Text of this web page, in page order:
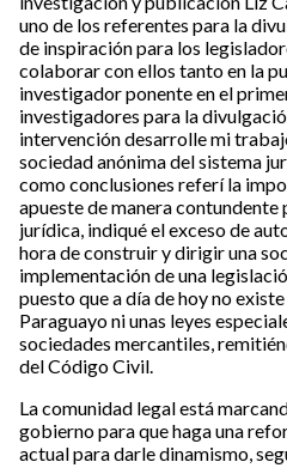
uno de los referentes para la
de inspiración para los
colaborar con ellos tanto en la
investigador ponente en el
investigadores para la
intervención desarrolle mi
sociedad anónima del sistema
como conclusiones referí la
apueste de manera
jurídica, indiqué el exceso de
hora de construir y dirigir una
implementación de una
puesto que a día de hoy no
Paraguayo ni unas leyes
sociedades mercantiles,
del Código Civil.
La comunidad legal está
gobierno para que haga una
actual para darle dinamismo,